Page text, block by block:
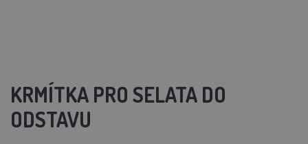
KRMÍTKA PRO SELATA DO
ODSTAVU